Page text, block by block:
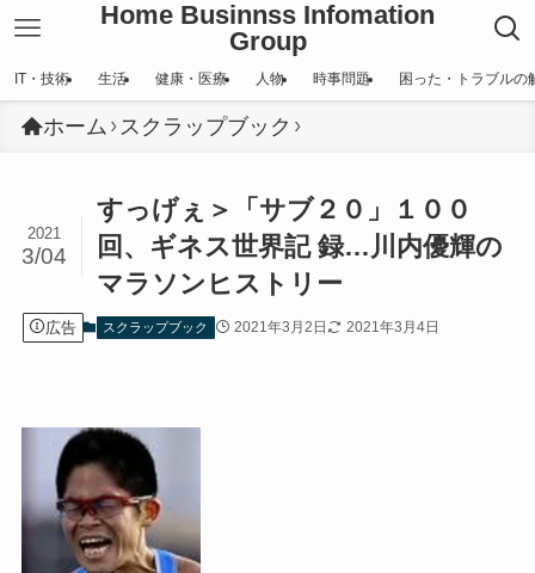
Home Businnss Infomation
Group
IT・技術 生活 健康・医療 人物 時事問題 困った・トラブルの
ホーム スクラップブック
すっげぇ＞「サブ２０」１００
回、ギネス世界記 録…川内優輝の
マラソンヒストリー
2021
3/04
広告 スクラップブック 2021年3月2日 2021年3月4日